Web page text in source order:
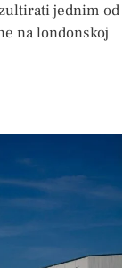
jednim od
na londonskoj